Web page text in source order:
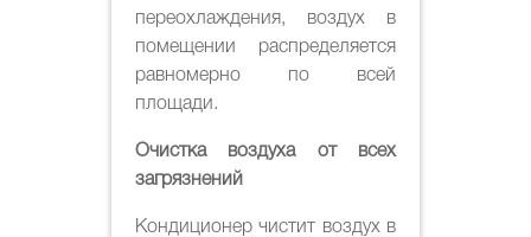
переохлаждения, воздух в
помещении распределяется
равномерно по всей
площади.
Очистка воздуха от всех
загрязнений
Кондиционер чистит воздух в